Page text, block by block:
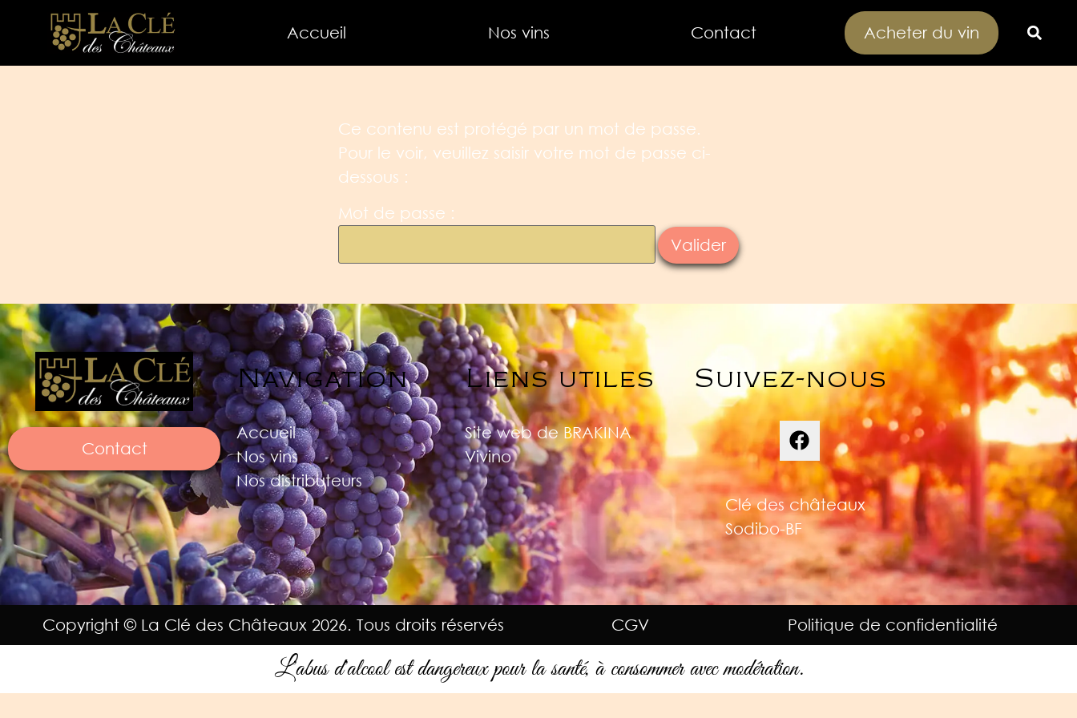
Accueil Nos vins Contact Acheter du vin
Ce contenu est protégé par un mot de passe.
Pour le voir, veuillez saisir votre mot de passe ci-
dessous :
Mot de passe :
Contact
Navigation
Accueil
Nos vins
Nos distributeurs
Liens utiles
Site web de BRAKINA
Vivino
Suivez-nous
Clé des châteaux
Sodibo-BF
Copyright © La Clé des Châteaux 2026. Tous droits réservés CGV Politique de confidentialité
L'abus d'alcool est dangereux pour la santé, à consommer avec modération.